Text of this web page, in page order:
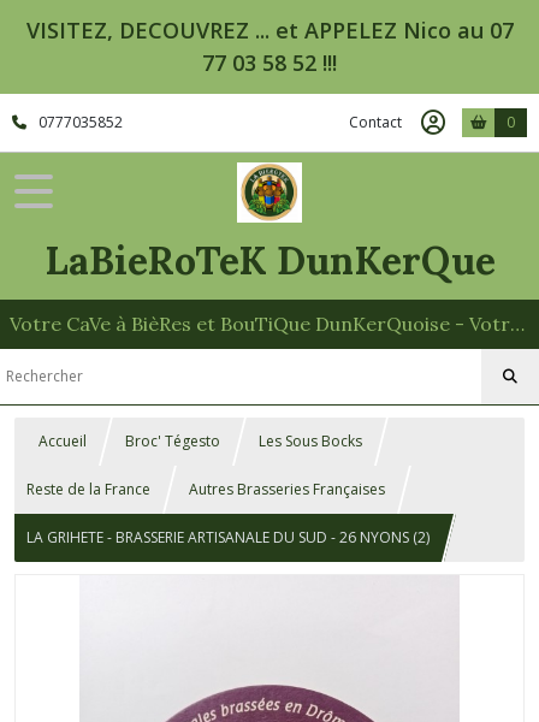
VISITEZ, DECOUVREZ ... et APPELEZ Nico au 07
77 03 58 52 !!!
0777035852 Contact 0
LaBieRoTeK DunKerQue
Votre CaVe à BièRes et BouTiQue DunKerQuoise - Votre Spécialiste des Paniers Garnis
Accueil Broc' Tégesto Les Sous Bocks
Reste de la France Autres Brasseries Françaises
LA GRIHETE - BRASSERIE ARTISANALE DU SUD - 26 NYONS (2)